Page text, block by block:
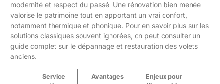
modernité et respect du passé. Une rénovation bien menée
valorise le patrimoine tout en apportant un vrai confort,
notamment thermique et phonique. Pour en savoir plus sur les
solutions classiques souvent ignorées, on peut consulter un
guide complet sur le dépannage et restauration des volets
anciens.
Service
Avantages
Enjeux pour